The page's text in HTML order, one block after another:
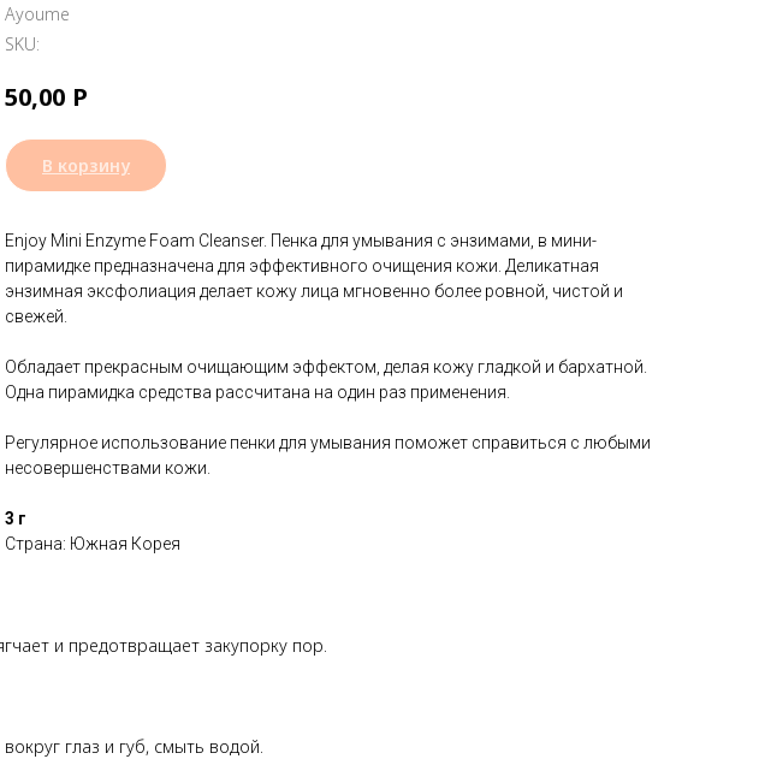
Ayoume
SKU:
50,00 Р
В корзину
Enjoy Mini Enzyme Foam Cleanser. Пенка для умывания с энзимами, в мини-
пирамидке предназначена для эффективного очищения кожи. Деликатная
энзимная эксфолиация делает кожу лица мгновенно более ровной, чистой и
свежей.
Обладает прекрасным очищающим эффектом, делая кожу гладкой и бархатной.
Одна пирамидка средства рассчитана на один раз применения.
Регулярное использование пенки для умывания поможет справиться с любыми
несовершенствами кожи.
3 г
Страна: Южная Корея
и предотвращает закупорку пор.
глаз и губ, смыть водой.